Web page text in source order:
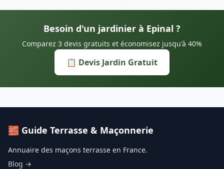
Besoin d'un jardinier à Epinal ?
Comparez 3 devis gratuits et économisez jusqu'à 40%
📋 Devis Jardin Gratuit
🧱 Guide Terrasse & Maçonnerie
Annuaire des maçons terrasse en France.
Blog →